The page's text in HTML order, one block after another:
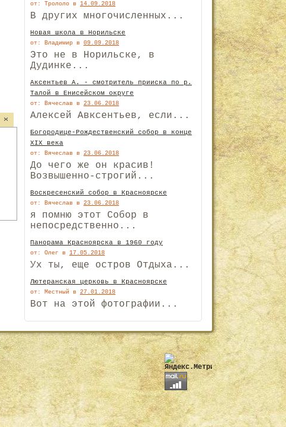
от: Трололо в 14.09.2018
В других многочисленных...
Новая школа в Норильске
от: Владимир в 09.09.2018
Это не в Норильске, в
Дудинке...
Аксентьев А. - смотритель прииска по р.
Талой в Енисейском округе
от: Вячеслав в 23.06.2018
Алексей Авксентьев, если...
Богородице-Рождественский собор в конце
XIX века
от: Вячеслав в 23.06.2018
До чего же он красив!
Возвышенно-строгий...
Воскресенский собор в Красноярске
от: Вячеслав в 23.06.2018
я помню этот Собор в
непосредственно...
Панорама Красноярска в 1960 году
от: Олег в 17.05.2018
Ух ты, еще остров Отдыха...
Лютеранская церковь в Красноярске
от: Местный в 27.01.2018
Вот на этой фотографии...